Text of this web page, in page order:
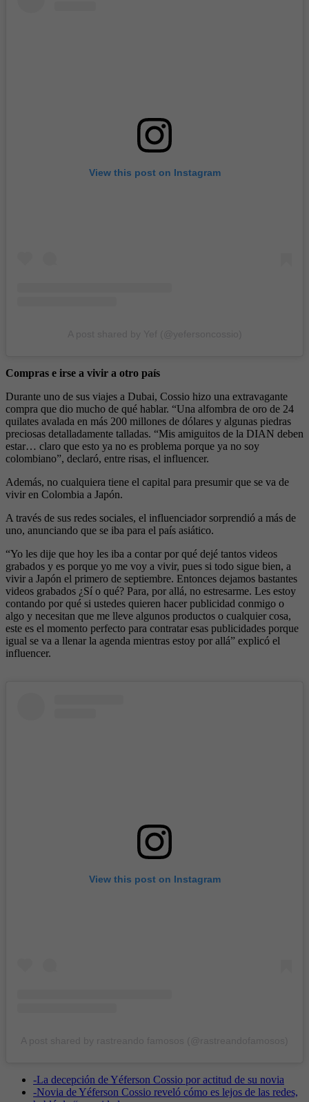
View this post on Instagram
Compras e irse a vivir a otro país
Durante uno de sus viajes a Dubai, Cossio hizo una extravagante
compra que dio mucho de qué hablar. “Una alfombra de oro de 24
quilates avalada en más 200 millones de dólares y algunas piedras
preciosas detalladamente talladas. “Mis amiguitos de la DIAN deben
estar… claro que esto ya no es problema porque ya no soy
colombiano”, declaró, entre risas, el influencer.
Además, no cualquiera tiene el capital para presumir que se va de
vivir en Colombia a Japón.
A través de sus redes sociales, el influenciador sorprendió a más de
uno, anunciando que se iba para el país asiático.
“Yo les dije que hoy les iba a contar por qué dejé tantos videos
grabados y es porque yo me voy a vivir, pues si todo sigue bien, a
vivir a Japón el primero de septiembre. Entonces dejamos bastantes
videos grabados ¿Sí o qué? Para, por allá, no estresarme. Les estoy
contando por qué si ustedes quieren hacer publicidad conmigo o
algo y necesitan que me lleve algunos productos o cualquier cosa,
este es el momento perfecto para contratar esas publicidades porque
igual se va a llenar la agenda mientras estoy por allá” explicó el
influencer.
View this post on Instagram
-La decepción de Yéferson Cossio por actitud de su novia
-Novia de Yéferson Cossio reveló cómo es lejos de las redes,